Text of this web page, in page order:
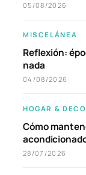
05/08/2026
MISCELÁNEA
Reflexión:
nada
04/08/2026
HOGAR & DECO
Cómo
28/07/2026